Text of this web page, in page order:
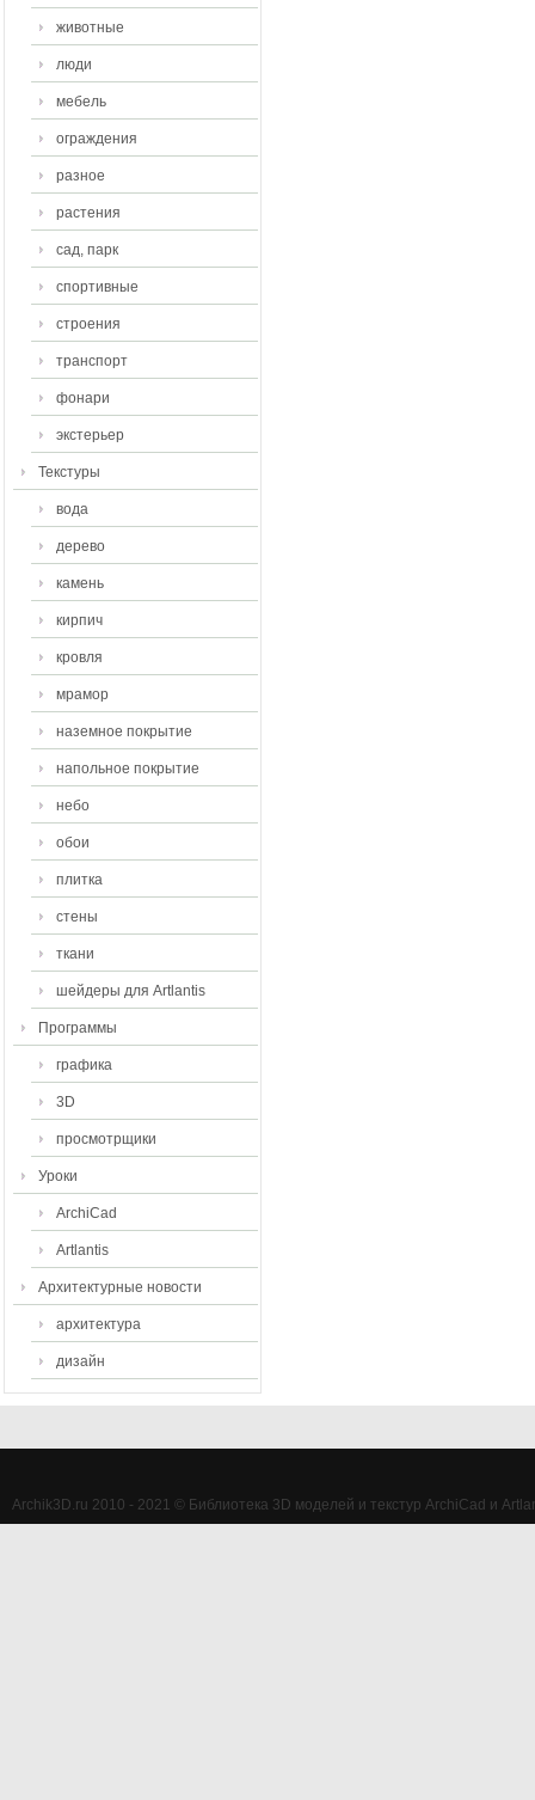
животные
люди
мебель
ограждения
разное
растения
сад, парк
спортивные
строения
транспорт
фонари
экстерьер
Текстуры
вода
дерево
камень
кирпич
кровля
мрамор
наземное покрытие
напольное покрытие
небо
обои
плитка
стены
ткани
шейдеры для Artlantis
Программы
графика
3D
просмотрщики
Уроки
ArchiCad
Artlantis
Архитектурные новости
архитектура
дизайн
Archik3D.ru 2010 - 2021 © Библиотека 3D моделей и текстур ArchiCad и